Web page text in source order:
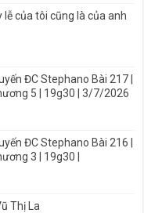
lễ của tôi cũng là của anh
ĐC Stephano Bài 217 |
5 | 19g30 | 3/7/2026
ĐC Stephano Bài 216 |
3 | 19g30 |
Thị La